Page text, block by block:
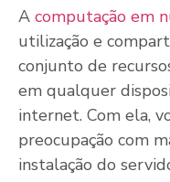
A computação em
utilização e
conjunto de
em qualquer
internet. Com ela,
preocupação com
instalação do